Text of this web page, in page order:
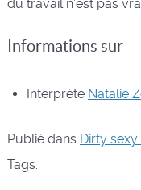
du travail n’est pas
Informations sur
Interprète Natalie
Publié dans Dirty
Tags: